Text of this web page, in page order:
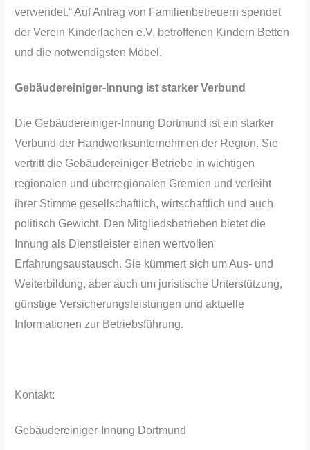
verwendet.“ Auf Antrag von Familienbetreuern spendet
der Verein Kinderlachen e.V. betroffenen Kindern Betten
und die notwendigsten Möbel.
Gebäudereiniger-Innung ist starker Verbund
Die Gebäudereiniger-Innung Dortmund ist ein starker
Verbund der Handwerksunternehmen der Region. Sie
vertritt die Gebäudereiniger-Betriebe in wichtigen
regionalen und überregionalen Gremien und verleiht
ihrer Stimme gesellschaftlich, wirtschaftlich und auch
politisch Gewicht. Den Mitgliedsbetrieben bietet die
Innung als Dienstleister einen wertvollen
Erfahrungsaustausch. Sie kümmert sich um Aus- und
Weiterbildung, aber auch um juristische Unterstützung,
günstige Versicherungsleistungen und aktuelle
Informationen zur Betriebsführung.
Kontakt:
Gebäudereiniger-Innung Dortmund